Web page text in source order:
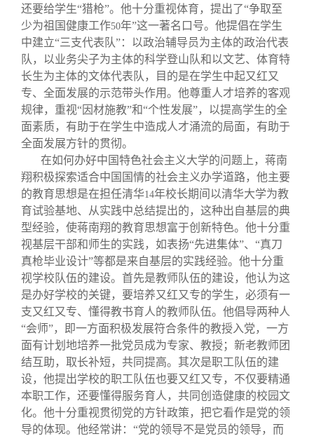
还要给学生“猎枪”。他十分重视体育，提出了“争取至
少为祖国健康工作50年”这一著名口号。他提倡在学生
中建立“三支代表队”：以政治辅导员为主体的政治代表
队，以业务尖子为主体的科学登山队和以文艺、体育特
长生为主体的文体代表队，目的是在学生中起又红又
专、全面发展的示范带头作用。他尊重人才培养的客观
规律，重视“因材施教”和“个性发展”，以提高学生的全
面素质，有助于在学生中造成人才涌流的局面，有助于
全面发展方针的贯彻。
在如何办好中国特色社会主义大学的问题上，蒋南
翔积极探索适合中国国情的社会主义办学道路，他主要
的教育思想是在担任清华14年校长期间以清华大学为教
育试验基地、从实践中总结提出的，这种出自基层的典
型经验，使蒋南翔的教育思想富于创新特色。他十分重
视基层干部和师生的实践，如表扬“先进集体”、“真刀
真枪毕业设计”等都是来自基层的实践经验。他十分重
视学校队伍的建设。首先是教师队伍的建设，他认为这
是办好学校的关键，要培养又红又专的学生，必须有一
支又红又专、懂得教书育人的教师队伍。他倡导两种人
“会师”，即一方面积极发展符合条件的教授入党，一方
面有计划地培养一批党员成为专家、教授；新老教师团
结互助，取长补短，共同提高。其次是职工队伍的建
设，他提出学校的职工队伍也要又红又专，不仅要精通
本职工作，还要懂得服务育人，共同创造健康的校园文
化。他十分重视贯彻党的方针政策，把它看作是党的领
导的体现。他经常讲：“党的领导不是党员的领导，而